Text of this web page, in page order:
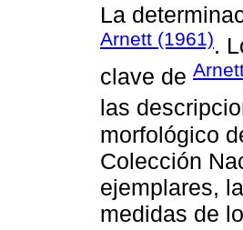
La
Arnett (1961).
clave de
las
morfológico
Colección
ejemplares,
medidas de